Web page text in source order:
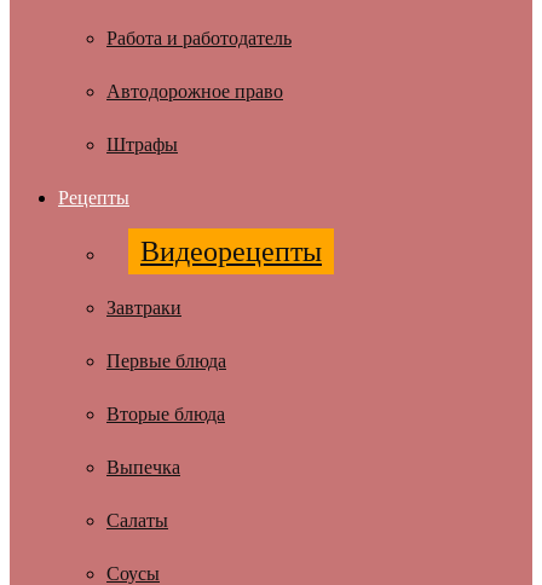
Работа и работодатель
Автодорожное право
Штрафы
Рецепты
Видеорецепты
Завтраки
Первые блюда
Вторые блюда
Выпечка
Салаты
Соусы